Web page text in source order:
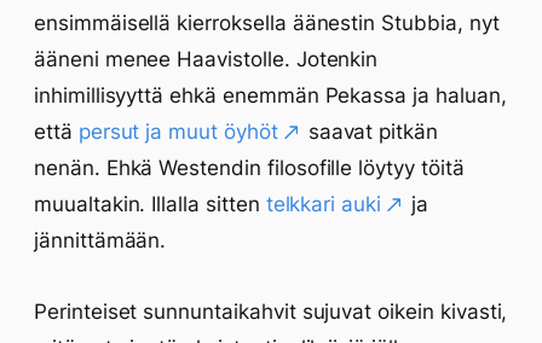
ensimmäisellä kierroksella äänestin Stubbia, nyt
ääneni menee Haavistolle. Jotenkin
inhimillisyyttä ehkä enemmän Pekassa ja haluan,
että persut ja muut öyhöt
saavat pitkän
nenän. Ehkä Westendin filosofille löytyy töitä
muualtakin. Illalla sitten telkkari auki
ja
jännittämään.
Perinteiset sunnuntaikahvit sujuvat oikein kivasti,